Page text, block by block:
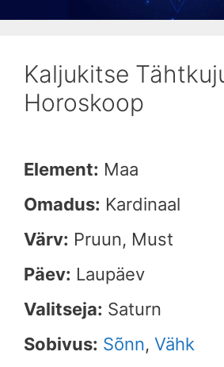
Kaljukitse
Horoskoop
Element: Maa
Omadus: Kardinaal
Värv: Pruun, Must
Päev: Laupäev
Valitseja: Saturn
Sobivus: Sõnn, Vähk